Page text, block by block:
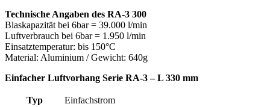
Technische Angaben des RA-3 300
Blaskapazität bei 6bar = 39.000 l/min
Luftverbrauch bei 6bar = 1.950 l/min
Einsatztemperatur: bis 150°C
Material: Aluminium / Gewicht: 640g
Einfacher Luftvorhang Serie RA-3 – L 330 mm
Typ
Einfachstrom